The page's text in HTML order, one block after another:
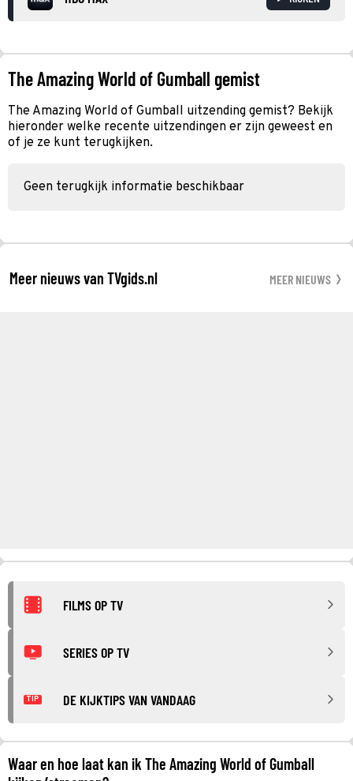
The Amazing World of Gumball gemist
The Amazing World of Gumball uitzending gemist? Bekijk
hieronder welke recente uitzendingen er zijn geweest en
of je ze kunt terugkijken.
Geen terugkijk informatie beschikbaar
Meer nieuws van TVgids.nl MEER NIEUWS
FILMS OP TV
SERIES OP TV
TIP DE KIJKTIPS VAN VANDAAG
Waar en hoe laat kan ik The Amazing World of Gumball